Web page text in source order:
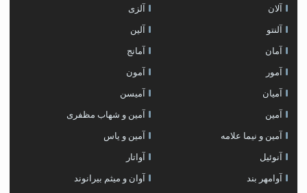
آلان آلزی
آلنتو آلین
آمان آمانج
آمور آمون
آمیان آمیسن
آمین آمین و شهاب مظفری
آمین و نیما علامه آمین و یاس
آنوئیل آواتار
آوامهر بند آوان و میثم بیرانوند